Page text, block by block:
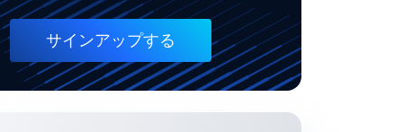
サインアップする